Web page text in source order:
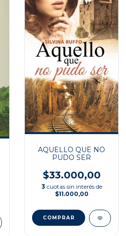
AQUELLO QUE NO
PUDO SER
$33.000,00
3 cuotas sin interés de
$11.000,00